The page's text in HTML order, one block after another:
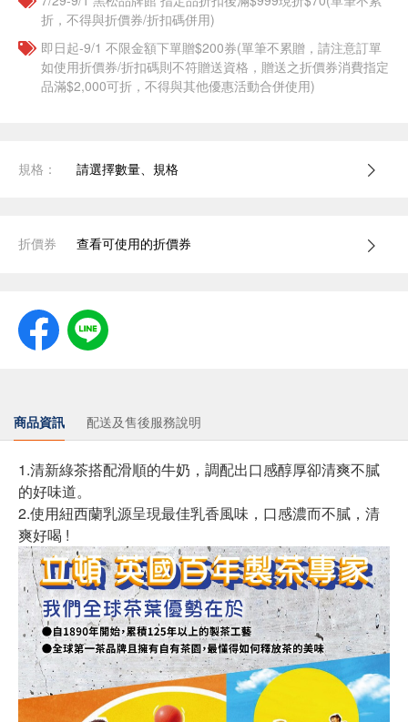
折，不得與折價券/折扣碼併用)
即日起-9/1 不限金額下單贈$200券(單筆不累贈，請注意訂單
如使用折價券/折扣碼則不符贈送資格，贈送之折價券消費指定
品滿$2,000可折，不得與其他優惠活動合併使用)
規格： 請選擇數量、規格
折價券 查看可使用的折價券
商品資訊 配送及售後服務說明
1.清新綠茶搭配滑順的牛奶，調配出口感醇厚卻清爽不膩
的好味道。
2.使用紐西蘭乳源呈現最佳乳香風味，口感濃而不膩，清
爽好喝 !